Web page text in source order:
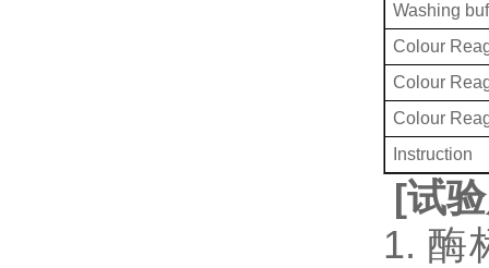
Washing
Colour
Colour
Colour
Instruction
[试
1. 酶